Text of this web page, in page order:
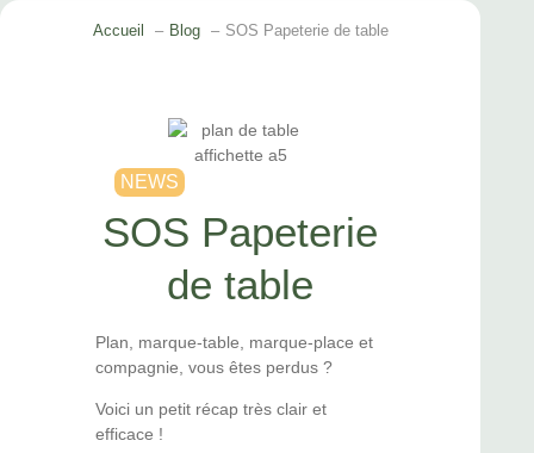
Accueil Blog SOS Papeterie de table
NEWS
SOS Papeterie
de table
Plan, marque-table, marque-place et
compagnie, vous êtes perdus ?
Voici un petit récap très clair et
efficace !